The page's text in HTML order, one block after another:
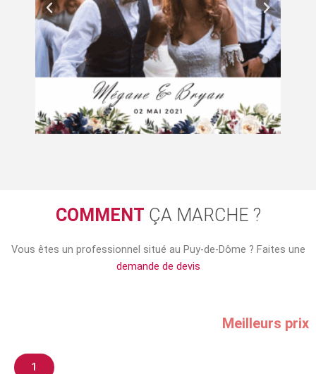
COMMENT ÇA MARCHE ?
Vous êtes un professionnel situé au Puy-de-Dôme ? Faites une
demande de devis
Meilleurs prix
1